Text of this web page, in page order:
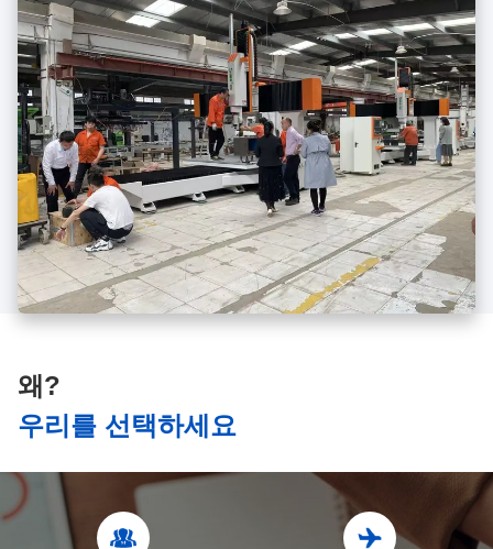
왜?
우리를 선택하세요